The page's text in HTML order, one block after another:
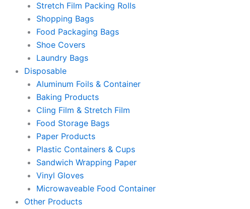
Stretch Film Packing Rolls
Shopping Bags
Food Packaging Bags
Shoe Covers
Laundry Bags
Disposable
Aluminum Foils & Container
Baking Products
Cling Film & Stretch Film
Food Storage Bags
Paper Products
Plastic Containers & Cups
Sandwich Wrapping Paper
Vinyl Gloves
Microwaveable Food Container
Other Products